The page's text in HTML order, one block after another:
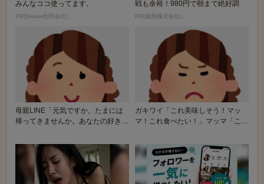
みんなココ使ってます。
PR(Dreaw合同会社)
戦も余裕！980円で朝まで絶好調
PR(健商株式会社)
母親LINE「元気ですか。たまには
帰ってきませんか。あなたの好きな
ガキワイ「これ美味しそう！マッ
マ！これ食べたい！」マッマ「こん